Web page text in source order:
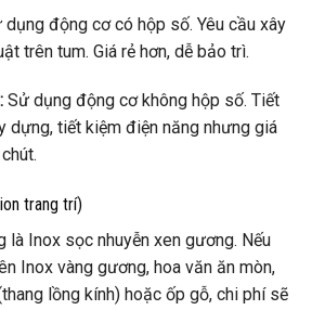
động cơ có hộp số. Yêu cầu xây
trên tum. Giá rẻ hơn, dễ bảo trì.
Sử dụng động cơ không hộp số. Tiết
dựng, tiết kiệm điện năng nhưng giá
trang trí)
là Inox sọc nhuyễn xen gương. Nếu
Inox vàng gương, hoa văn ăn mòn,
lồng kính) hoặc ốp gỗ, chi phí sẽ